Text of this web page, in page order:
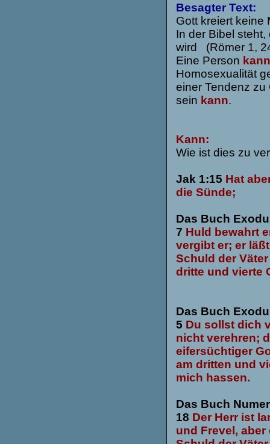
Besagter Text:
Gott kreiert keine
In der Bibel
wird (Römer 1,
Eine Person kann
Homosexualität
einer Tendenz
sein kann.
Kann:
Wie ist dies zu
Jak 1:15 Hat
die Sünde;
Das Buch
7 Huld bewahrt
vergibt er; er
Schuld der
dritte und vierte
Das Buch
5 Du sollst dich
nicht verehren;
eifersüchtiger
am dritten und
mich hassen.
Das Buch
18 Der Herr ist
und Frevel,